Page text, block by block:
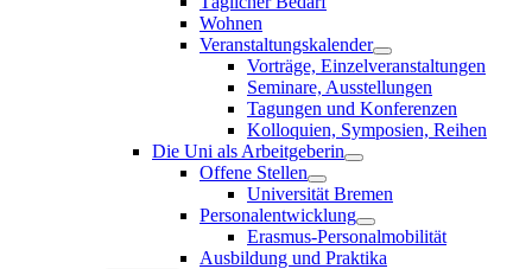
Wohnen
Veranstaltungskalender
Vorträge, Einzelveranstaltungen
Seminare, Ausstellungen
Tagungen und Konferenzen
Kolloquien, Symposien, Reihen
Die Uni als Arbeitgeberin
Offene Stellen
Universität Bremen
Personalentwicklung
Erasmus-Personalmobilität
Ausbildung und Praktika